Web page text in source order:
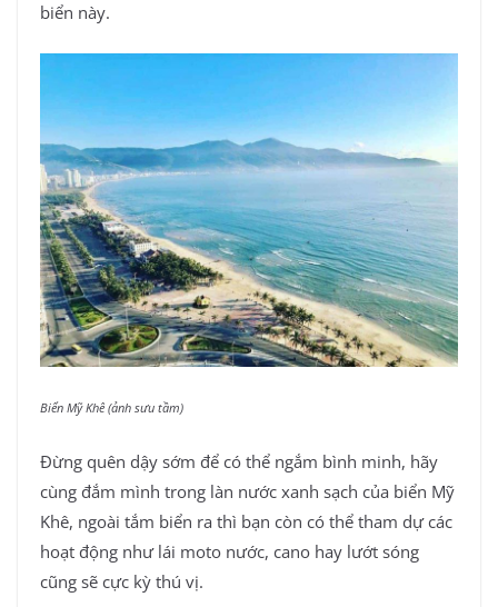
biển này.
Biển Mỹ Khê (ảnh sưu tầm)
Đừng quên dậy sớm để có thể ngắm bình minh, hãy
cùng đắm mình trong làn nước xanh sạch của biển Mỹ
Khê, ngoài tắm biển ra thì bạn còn có thể tham dự các
hoạt động như lái moto nước, cano hay lướt sóng
cũng sẽ cực kỳ thú vị.